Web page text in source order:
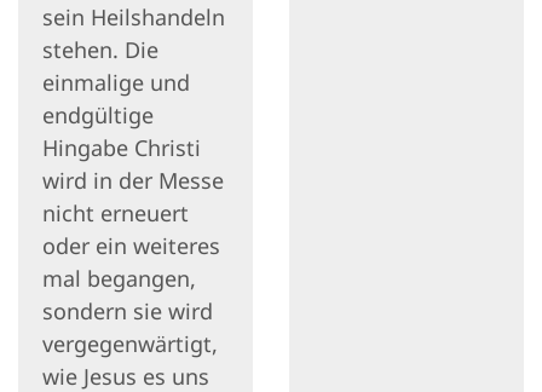
sein Heilshandeln
stehen. Die
einmalige und
endgültige
Hingabe Christi
wird in der Messe
nicht erneuert
oder ein weiteres
mal begangen,
sondern sie wird
vergegenwärtigt,
wie Jesus es uns